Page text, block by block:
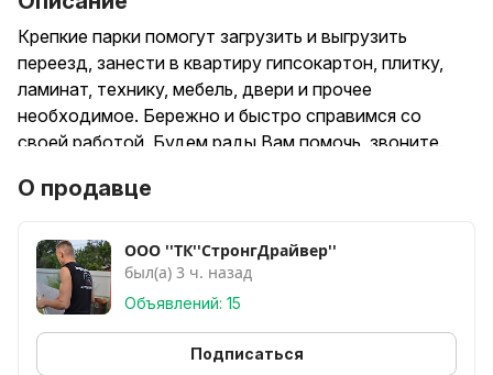
Крепкие парки помогут загрузить и выгрузить
переезд, занести в квартиру гипсокартон, плитку,
ламинат, технику, мебель, двери и прочее
необходимое. Бережно и быстро справимся со
своей работой. Будем рады Вам помочь, звоните.
О продавце
ООО ''ТК''СтронгДрайвер''
был(а) 3 ч. назад
Объявлений: 15
Подписаться